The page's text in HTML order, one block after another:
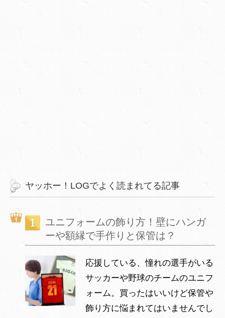
ヤッホー！LOGでよく読まれてる記事
ユニフォームの飾り方！壁にハンガ
ーや額縁で手作りと保管は？
応援している、憧れの選手がいる
サッカーや野球のチームのユニフ
ォーム。買ったはいいけど保管や
飾り方に悩まれてはいませんでし